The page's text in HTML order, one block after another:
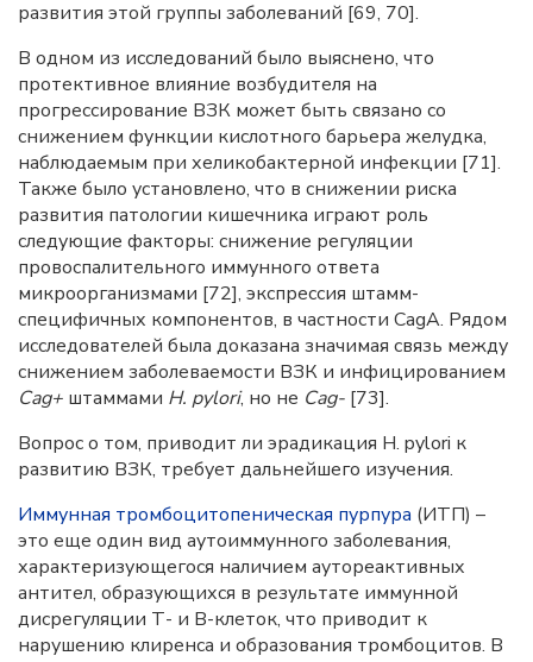
развития этой группы заболеваний [69, 70].
В одном из исследований было выяснено, что
протективное влияние возбудителя на
прогрессирование ВЗК может быть связано со
снижением функции кислотного барьера желудка,
наблюдаемым при хеликобактерной инфекции [71].
Также было установлено, что в снижении риска
развития патологии кишечника играют роль
следующие факторы: снижение регуляции
провоспалительного иммунного ответа
микроорганизмами [72], экспрессия штамм-
специфичных компонентов, в частности CagA. Рядом
исследователей была доказана значимая связь между
снижением заболеваемости ВЗК и инфицированием
Cag+ штаммами H. pylori, но не Cag- [73].
Вопрос о том, приводит ли эрадикация H. pylori к
развитию ВЗК, требует дальнейшего изучения.
Иммунная тромбоцитопеническая пурпура (ИТП) –
это еще один вид аутоиммунного заболевания,
характеризующегося наличием аутореактивных
антител, образующихся в результате иммунной
дисрегуляции Т- и В-клеток, что приводит к
нарушению клиренса и образования тромбоцитов. В